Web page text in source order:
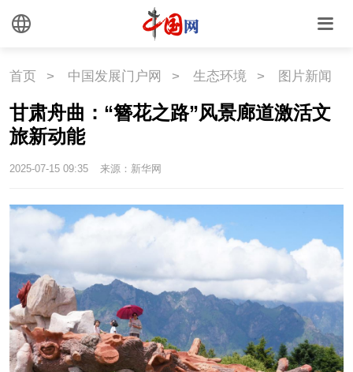
海洋 草原 湾区
联盟 心理 老年
首页 > 中国发展门户网 > 生态环境 > 图片新闻
甘肃舟曲：“簪花之路”风景廊道激活文
旅新动能
2025-07-15 09:35 来源：新华网